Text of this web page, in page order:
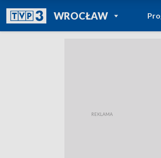
WROCŁAWPOWRÓT DO
TVP REGIONY